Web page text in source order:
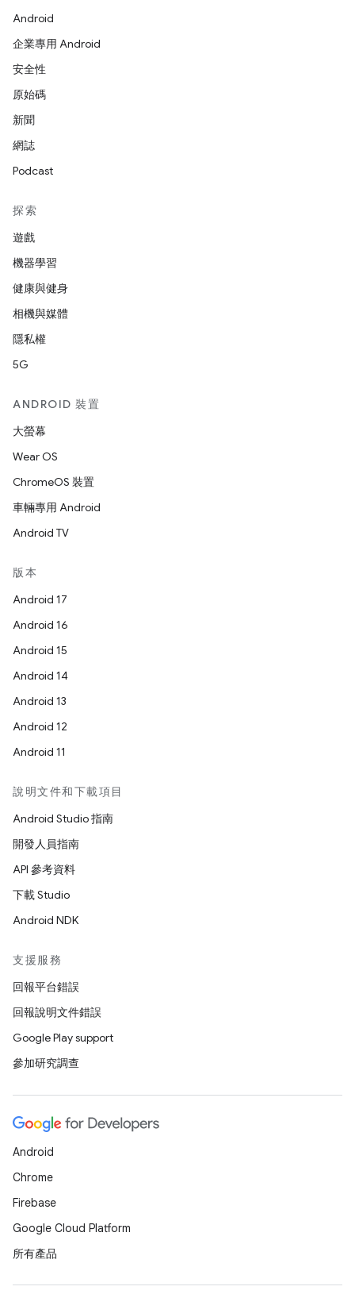
Android
企業專用 Android
安全性
原始碼
新聞
網誌
Podcast
探索
遊戲
機器學習
健康與健身
相機與媒體
隱私權
5G
ANDROID 裝置
大螢幕
Wear OS
ChromeOS 裝置
車輛專用 Android
Android TV
版本
Android 17
Android 16
Android 15
Android 14
Android 13
Android 12
Android 11
說明文件和下載項目
Android Studio 指南
開發人員指南
API 參考資料
下載 Studio
Android NDK
支援服務
回報平台錯誤
回報說明文件錯誤
Google Play support
參加研究調查
Android
Chrome
Firebase
Google Cloud Platform
所有產品